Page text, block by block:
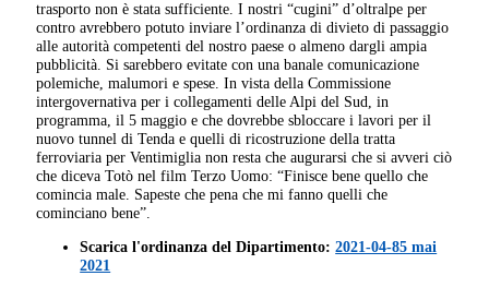
trasporto non è stata sufficiente. I nostri “cugini” d’oltralpe per
contro avrebbero potuto inviare l’ordinanza di divieto di passaggio
alle autorità competenti del nostro paese o almeno dargli ampia
pubblicità. Si sarebbero evitate con una banale comunicazione
polemiche, malumori e spese. In vista della Commissione
intergovernativa per i collegamenti delle Alpi del Sud, in
programma, il 5 maggio e che dovrebbe sbloccare i lavori per il
nuovo tunnel di Tenda e quelli di ricostruzione della tratta
ferroviaria per Ventimiglia non resta che augurarsi che si avveri ciò
che diceva Totò nel film Terzo Uomo: “Finisce bene quello che
comincia male. Sapeste che pena che mi fanno quelli che
cominciano bene”.
Scarica l'ordinanza del Dipartimento:2021-04-85 mai
2021